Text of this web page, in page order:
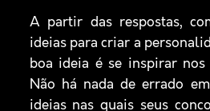
A partir das respostas,
ideias para criar a
boa ideia é se inspirar nos
Não há nada de errado
ideias nas quais seus